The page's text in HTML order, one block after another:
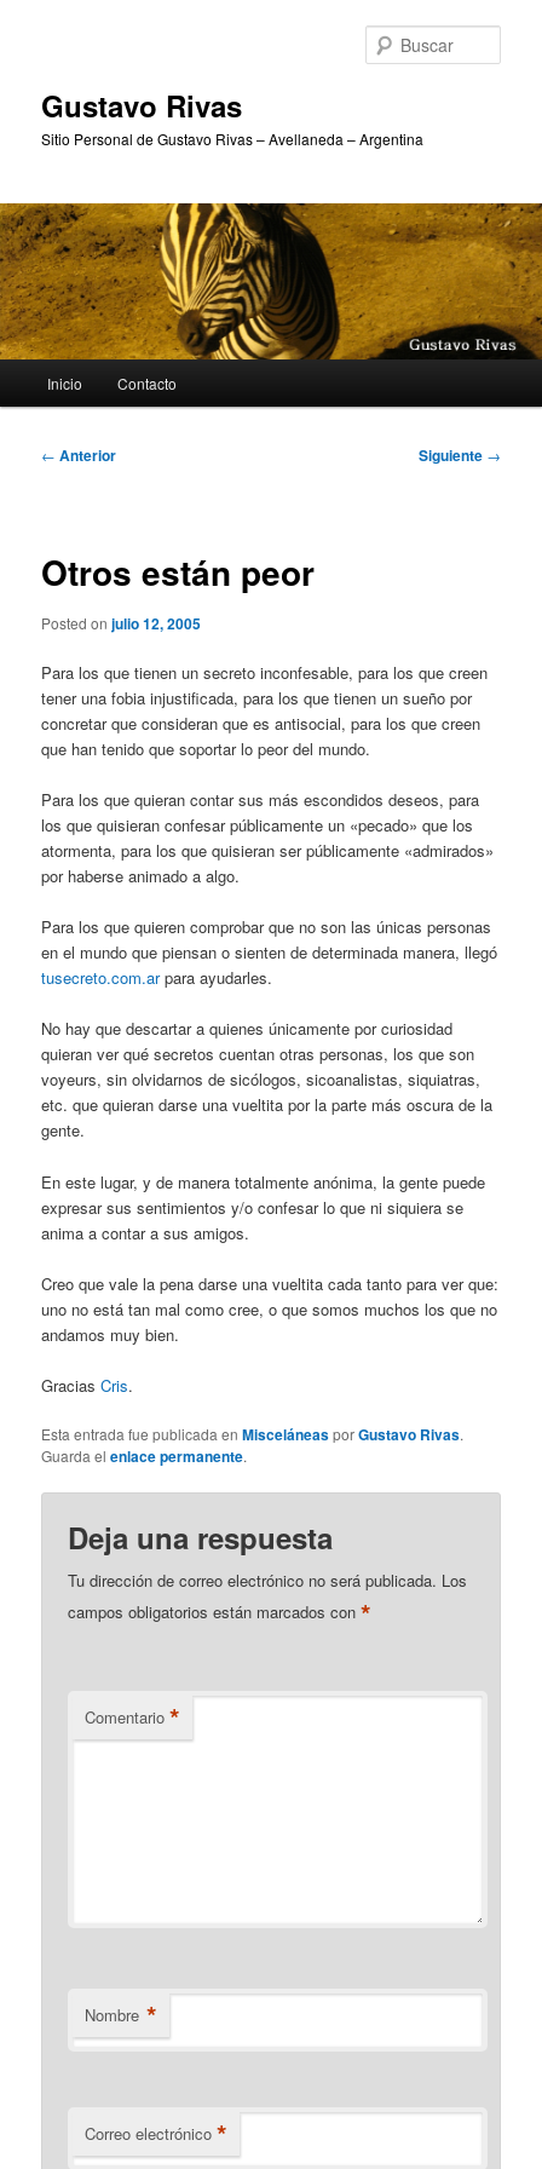
Gustavo Rivas
Sitio Personal de Gustavo Rivas – Avellaneda – Argentina
principal
Inicio Contacto
Navegación
← Anterior Siguiente →
Otros están peor
Posted onjulio 12, 2005
Para los que tienen un secreto inconfesable, para los que creen
tener una fobia injustificada, para los que tienen un sueño por
concretar que consideran que es antisocial, para los que creen
que han tenido que soportar lo peor del mundo.
Para los que quieran contar sus más escondidos deseos, para
los que quisieran confesar públicamente un «pecado» que los
atormenta, para los que quisieran ser públicamente «admirados»
por haberse animado a algo.
Para los que quieren comprobar que no son las únicas personas
en el mundo que piensan o sienten de determinada manera, llegó
tusecreto.com.arpara ayudarles.
No hay que descartar a quienes únicamente por curiosidad
quieran ver qué secretos cuentan otras personas, los que son
voyeurs, sin olvidarnos de sicólogos, sicoanalistas, siquiatras,
etc. que quieran darse una vueltita por la parte más oscura de la
gente.
En este lugar, y de manera totalmente anónima, la gente puede
expresar sus sentimientos y/o confesar lo que ni siquiera se
anima a contar a sus amigos.
Creo que vale la pena darse una vueltita cada tanto para ver que:
uno no está tan mal como cree, o que somos muchos los que no
andamos muy bien.
GraciasCris.
Esta entrada fue publicada enMisceláneasporGustavo Rivas.
Guarda elenlace permanente.
Deja una respuesta
Tu dirección de correo electrónico no será publicada. Los
campos obligatorios están marcados con*
Comentario *
Nombre *
Correo electrónico *